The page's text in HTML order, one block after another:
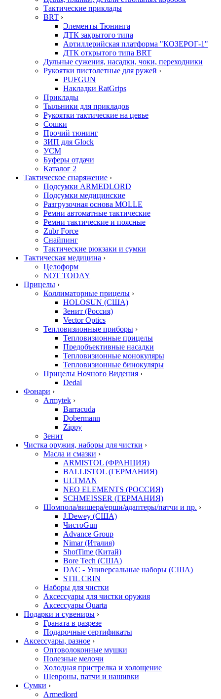
Тактические приклады
BRT ›
Элементы Тюнинга
ДТК закрытого типа
Артиллерийская платформа "КОЗЕРОГ-1"
ДТК открытого типа BRT
Дульные сужения, насадки, чоки, переходники
Рукоятки пистолетные для ружей ›
PUFGUN
Накладки RatGrips
Приклады
Тыльники для прикладов
Рукоятки тактические на цевье
Сошки
Прочий тюнинг
ЗИП для Glock
УСМ
Буферы отдачи
Каталог 2
Тактическое снаряжение ›
Подсумки ARMEDLORD
Подсумки медицинские
Разгрузочная основа MOLLE
Ремни автоматные тактические
Ремни тактические и поясные
Zubr Force
Снайпинг
Тактические рюкзаки и сумки
Тактическая медицина ›
Целоформ
NOT TODAY
Прицелы ›
Коллиматорные прицелы ›
HOLOSUN (США)
Зенит (Россия)
Vector Optics
Тепловизионные приборы ›
Тепловизионные прицелы
Предобъективные насадки
Тепловизионные монокуляры
Тепловизионные бинокуляры
Прицелы Ночного Видения ›
Dedal
Фонари ›
Armytek ›
Barracuda
Dobermann
Zippy
Зенит
Чистка оружия, наборы для чистки ›
Масла и смазки ›
ARMISTOL (ФРАНЦИЯ)
BALLISTOL (ГЕРМАНИЯ)
ULTMAN
NEO ELEMENTS (РОССИЯ)
SCHMEISSER (ГЕРМАНИЯ)
Шомпола/вишера/ерши/адаптеры/патчи и пр. ›
J.Dewey (США)
ЧистоGun
Advance Group
Nimar (Италия)
ShotTime (Китай)
Bore Tech (США)
DAC - Универсальные наборы (США)
STIL CRIN
Наборы для чистки
Аксессуары для чистки оружия
Аксессуары Quarta
Подарки и сувениры ›
Граната в разрезе
Подарочные сертификаты
Аксессуары, разное ›
Оптоволоконные мушки
Полезные мелочи
Холодная пристрелка и холощение
Шевроны, патчи и нашивки
Сумки ›
Armedlord